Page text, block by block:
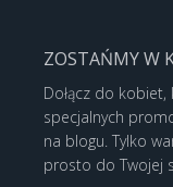
ZOSTAŃMY W
Dołącz do
specjalnych
na blogu. Tylko
prosto do Twojej